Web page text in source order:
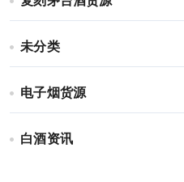
未分类
电子烟货源
白酒资讯